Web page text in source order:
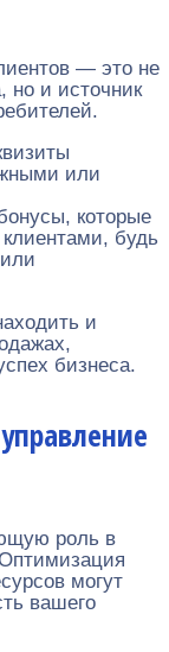
— это не
но и источник
или
которые
будь
и
бизнеса.
роль в
могут
вашего